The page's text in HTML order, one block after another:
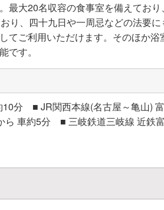
大20名収容の食事室を備えてお
り、四十九日や一周忌などの法要
てご利用いただけます。そのほか
です。
分 ■ JR関西本線(名古屋～亀山)
ら 車約5分 ■ 三岐鉄道三岐線 近鉄